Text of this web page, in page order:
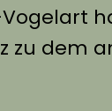
zu dem